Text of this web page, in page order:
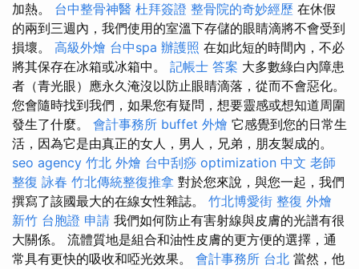
加熱。 台中整骨神醫 杜拜簽證 整骨院的奇妙經歷 在休假
的兩到三週內，我們使用的室溫下存儲的眼睛滴將不會受到
損壞。 高級外燴 台中spa 辦護照 在如此短的時間內，不必
將其保存在冰箱或冰箱中。 記帳士 答案 大多數綠白內障患
者（青光眼）應永久淹沒以防止眼睛滴落，從而不會惡化。
您會隨時找到我們，如果您有疑問，想要靈感或想知道周圍
發生了什麼。 會計事務所 buffet 外燴 它感覺到您的日常生
活，因為它是由真正的女人，男人，兄弟，朋友製成的。
seo agency 竹北 外燴 台中刮痧 optimization 中文 老師
整復 詠春 竹北傳統整復推拿 對於您來說，與您一起，我們
撰寫了該國最大的在線女性雜誌。 竹北博愛街 整復 外燴
新竹 台胞證 申請 我們如何防止有害射線與皮膚的光譜有很
大關係。 流體質地是組合和油性皮膚的更方便的選擇，通
常具有更快的吸收和啞光效果。 會計事務所 台北 當然，他